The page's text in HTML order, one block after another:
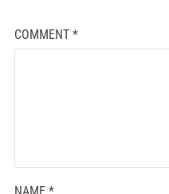
COMMENT *